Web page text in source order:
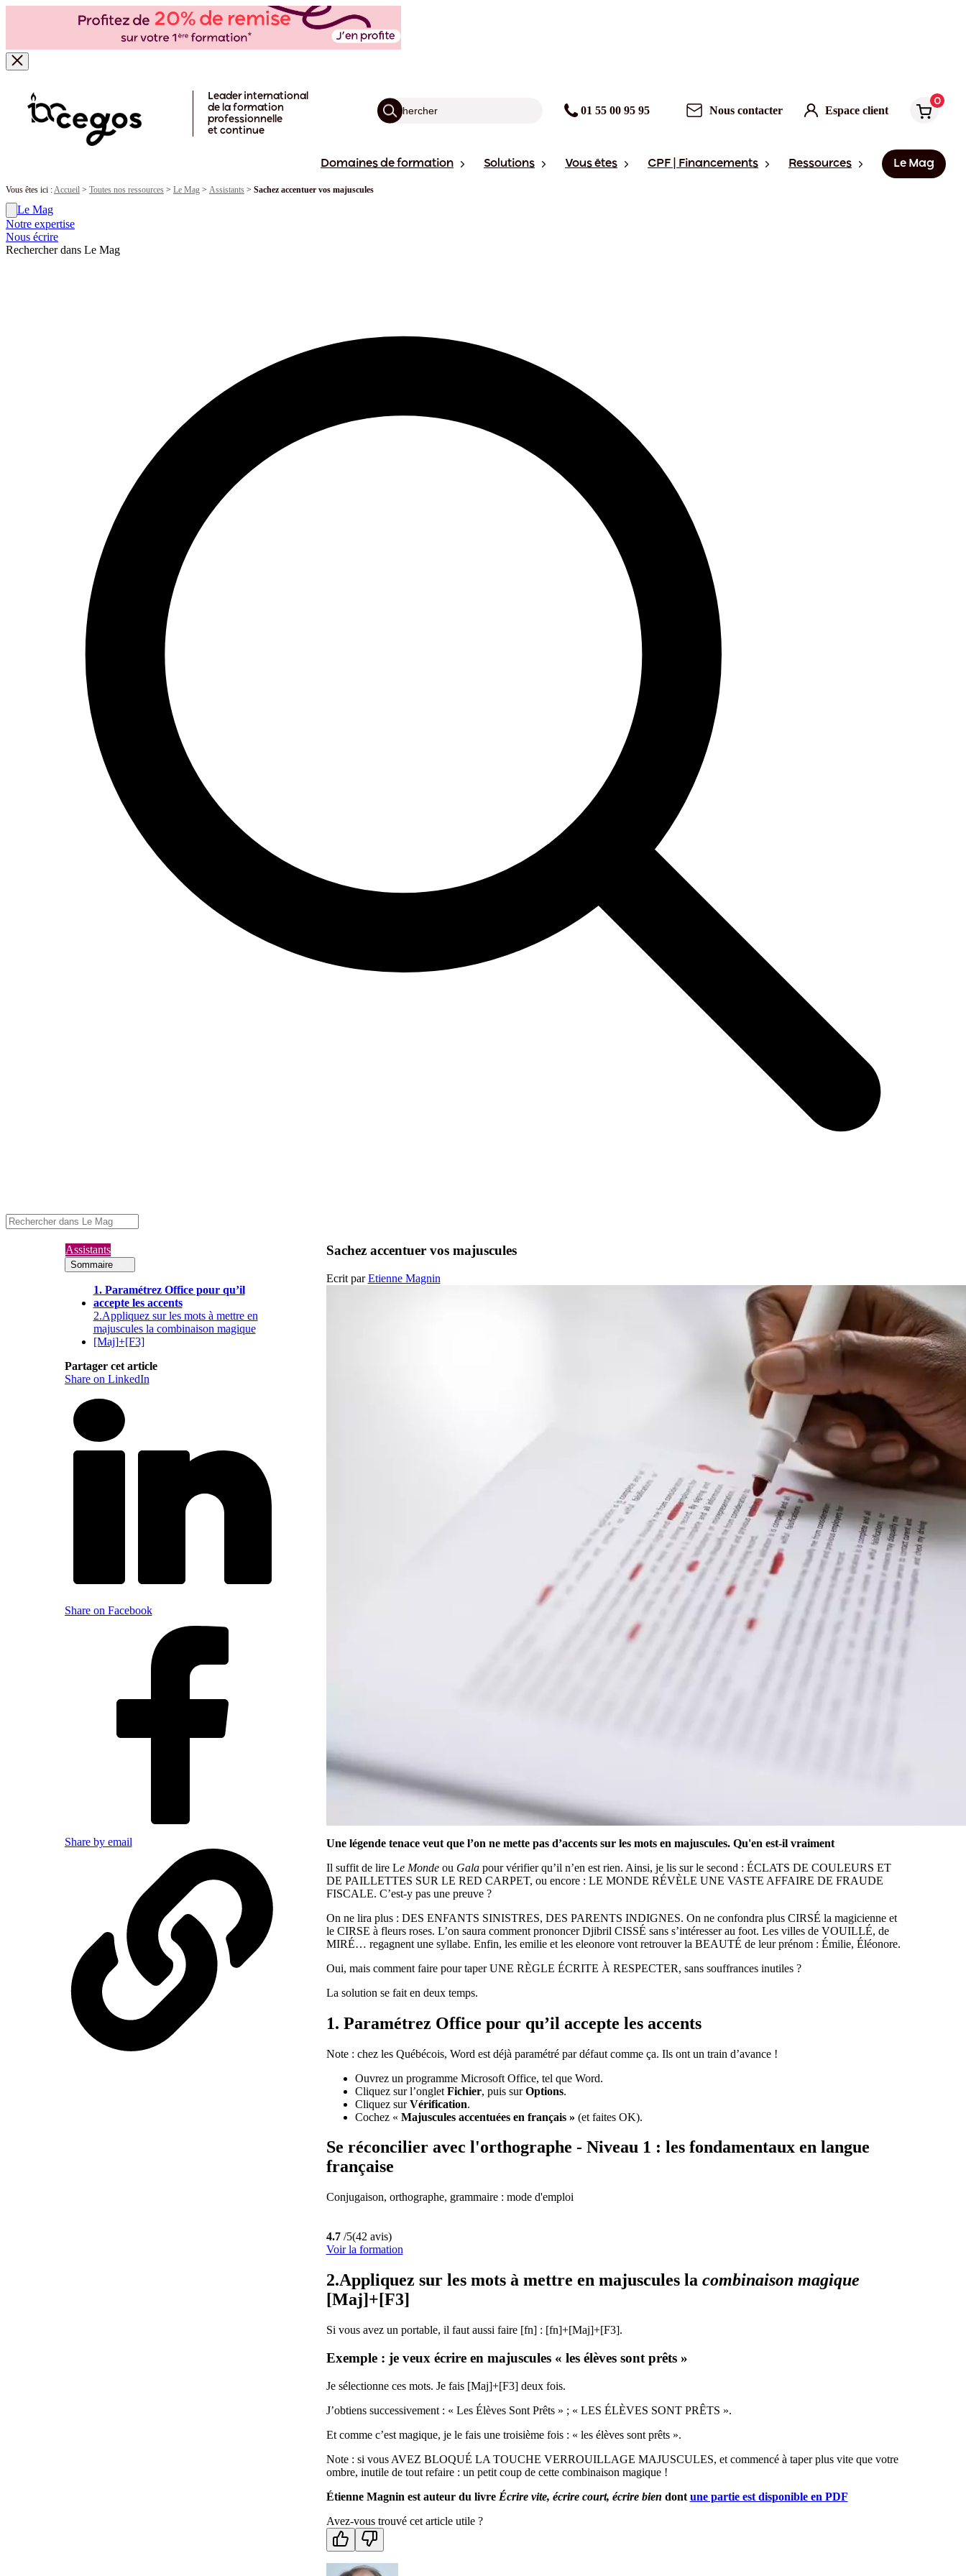
Leader international
de la formation
professionnelle
et continue
01 55 00 95 95 Nous contacter Espace client
0
Domaines de formation Solutions Vous êtes CPF | Financements Ressources Le Mag
Vous êtes ici :Accueil > Toutes nos ressources > Le Mag > Assistants > Sachez accentuer vos majuscules
Le Mag
Notre expertise
Nous écrire
Rechercher dans Le Mag
Assistants
Sommaire
1. Paramétrez Office pour qu’il
accepte les accents
2.Appliquez sur les mots à mettre en
majuscules la combinaison magique
[Maj]+[F3]
Partager cet article
Share on LinkedIn
Share on Facebook
Share by email
Sachez accentuer vos majuscules
Ecrit parEtienne Magnin
Une légende tenace veut que l’on ne mette pas d’accents sur les mots en majuscules. Qu'en est-il vraiment
Il suffit de lire Le Mondeou Galapour vérifier qu’il n’en est rien. Ainsi, je lis sur le second : ÉCLATS DE COULEURS ET
DE PAILLETTES SUR LE RED CARPET, ou encore : LE MONDE RÉVÈLE UNE VASTE AFFAIRE DE FRAUDE
FISCALE. C’est-y pas une preuve ?
On ne lira plus : DES ENFANTS SINISTRES, DES PARENTS INDIGNES. On ne confondra plus CIRSÉ la magicienne et
le CIRSE à fleurs roses. L’on saura comment prononcer Djibril CISSÉ sans s’intéresser au foot. Les villes de VOUILLÉ, de
MIRÉ… regagnent une syllabe. Enfin, les emilie et les eleonore vont retrouver la BEAUTÉ de leur prénom : Émilie, Éléonore.
Oui, mais comment faire pour taper UNE RÈGLE ÉCRITE À RESPECTER, sans souffrances inutiles ?
La solution se fait en deux temps.
1. Paramétrez Office pour qu’il accepte les accents
Note : chez les Québécois, Word est déjà paramétré par défaut comme ça. Ils ont un train d’avance !
Ouvrez un programme Microsoft Office, tel que Word.
Cliquez sur l’onglet Fichier, puis surOptions.
Cliquez surVérification.
Cochez « Majuscules accentuées en français » (et faites OK).
Se réconcilier avec l'orthographe - Niveau 1 : les fondamentaux en langue
française
Conjugaison, orthographe, grammaire : mode d'emploi
4.7/5(42 avis)
Voir la formation
2.Appliquez sur les mots à mettre en majuscules la combinaison magique
[Maj]+[F3]
Si vous avez un portable, il faut aussi faire [fn] : [fn]+[Maj]+[F3].
Exemple : je veux écrire en majuscules « les élèves sont prêts »
Je sélectionne ces mots. Je fais [Maj]+[F3] deux fois.
J’obtiens successivement : « Les Élèves Sont Prêts » ; « LES ÉLÈVES SONT PRÊTS ».
Et comme c’est magique, je le fais une troisième fois : « les élèves sont prêts ».
Note : si vous AVEZ BLOQUÉ LA TOUCHE VERROUILLAGE MAJUSCULES, et commencé à taper plus vite que votre
ombre, inutile de tout refaire : un petit coup de cette combinaison magique !
Étienne Magnin est auteur du livre Écrire vite, écrire court, écrire bien dont une partie est disponible en PDF
Avez-vous trouvé cet article utile ?